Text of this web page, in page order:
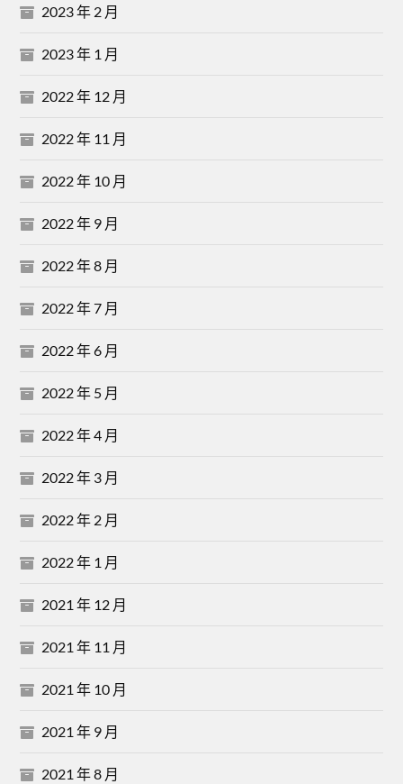
2023 年 2 月
2023 年 1 月
2022 年 12 月
2022 年 11 月
2022 年 10 月
2022 年 9 月
2022 年 8 月
2022 年 7 月
2022 年 6 月
2022 年 5 月
2022 年 4 月
2022 年 3 月
2022 年 2 月
2022 年 1 月
2021 年 12 月
2021 年 11 月
2021 年 10 月
2021 年 9 月
2021 年 8 月